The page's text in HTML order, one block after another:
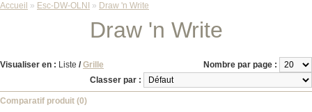
Accueil » Esc-DW-OLNI » Draw 'n Write
Draw 'n Write
Visualiser en : Liste / Grille
Nombre par page :
Classer par :
Comparatif produit (0)